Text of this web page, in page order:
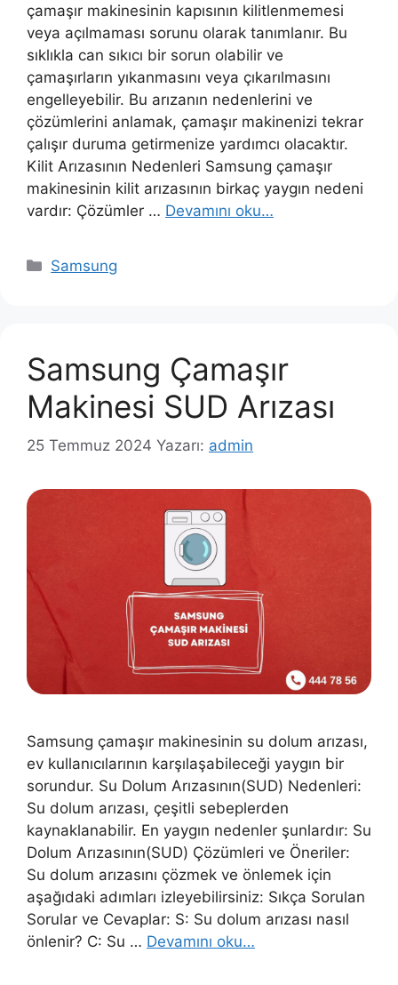
çamaşır makinesinin kapısının kilitlenmemesi
veya açılmaması sorunu olarak tanımlanır. Bu
sıklıkla can sıkıcı bir sorun olabilir ve
çamaşırların yıkanmasını veya çıkarılmasını
engelleyebilir. Bu arızanın nedenlerini ve
çözümlerini anlamak, çamaşır makinenizi tekrar
çalışır duruma getirmenize yardımcı olacaktır.
Kilit Arızasının Nedenleri Samsung çamaşır
makinesinin kilit arızasının birkaç yaygın nedeni
vardır: Çözümler … Devamını oku…
Kategoriler
Samsung
Samsung Çamaşır
Makinesi SUD Arızası
25 Temmuz 2024 Yazarı: admin
Samsung çamaşır makinesinin su dolum arızası,
ev kullanıcılarının karşılaşabileceği yaygın bir
sorundur. Su Dolum Arızasının(SUD) Nedenleri:
Su dolum arızası, çeşitli sebeplerden
kaynaklanabilir. En yaygın nedenler şunlardır: Su
Dolum Arızasının(SUD) Çözümleri ve Öneriler:
Su dolum arızasını çözmek ve önlemek için
aşağıdaki adımları izleyebilirsiniz: Sıkça Sorulan
Sorular ve Cevaplar: S: Su dolum arızası nasıl
önlenir? C: Su … Devamını oku…